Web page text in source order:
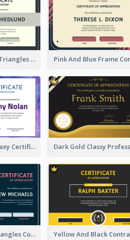
Green And Grey Triangles With Badge Certificate
Purple Fancy Galaxy Certificate
Pink And Blue Triangles Confetti Celebration Certificate